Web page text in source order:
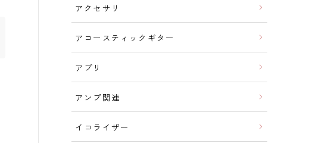
アクセサリ
アコースティックギター
アプリ
アンプ関連
イコライザー